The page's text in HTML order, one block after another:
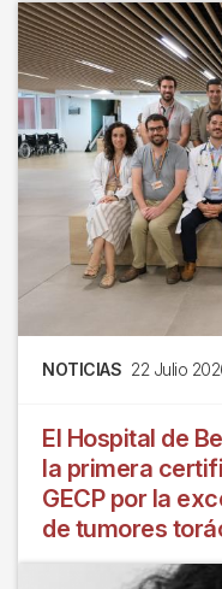
NOTICIAS 22 Julio
El Hospital de
la primera
GECP por la
de tumores